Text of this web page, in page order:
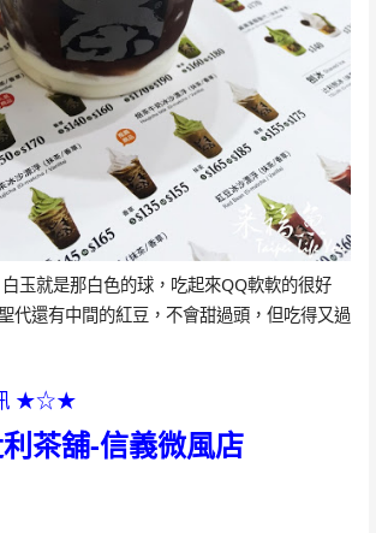
玉就是那白色的球，吃起來QQ軟軟的很好
代還有中間的紅豆，不會甜過頭，但吃得又過
★☆★
茶舖-信義微風店